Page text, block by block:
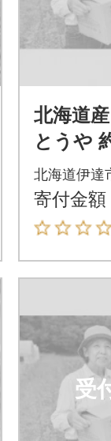
北海道
とうや
北海道伊達
寄付金額
受